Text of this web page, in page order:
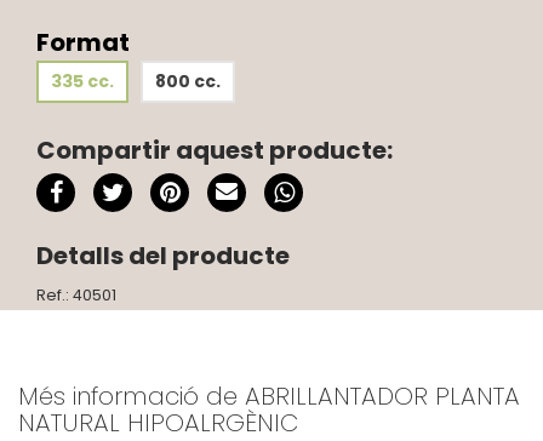
Format
335 cc. 800 cc.
Compartir aquest producte:
Detalls del producte
Ref.: 40501
Més informació de ABRILLANTADOR PLANTA
NATURAL HIPOALRGÈNIC